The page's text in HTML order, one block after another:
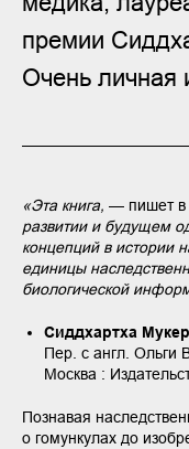
премии
Очень личная
«Эта книга, — пишет в
развитии и будущем
концепций в истории
единицы
биологической
Сиддхартха
Пер. с англ. Ольги
Москва :
Познавая
о гомункулах до